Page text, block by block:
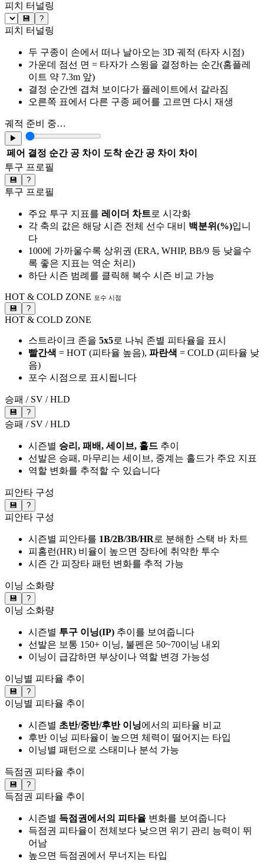
피치 터널링
💾 ?
피치 터널링
두 구종이 손에서 떠나 날아오는 3D 궤적 (타자 시점)
가운데 점선 면 = 타자가 스윙을 결정하는 순간(홈플레
이트 약 7.3m 앞)
결정 순간엔 겹쳐 보이다가 플레이트에서 갈라짐
오른쪽 표에서 다른 구종 페어를 고르면 다시 재생
궤적 준비 중…
▶
페어 결정 순간 공 차이 도착 순간 공 차이
차이
투구 프로필
💾 ?
투구 프로필
주요 투구 지표를 레이더 차트로 시각화
각 축의 값은 해당 시즌 전체 선수 대비 백분위(%)입니
다
100에 가까울수록 상위권 (ERA, WHIP, BB/9 등 낮을수
록 좋은 지표는 역순 처리)
하단 시즌 범례를 클릭해 복수 시즌 비교 가능
HOT & COLD ZONE 포수 시점
💾 ?
HOT & COLD ZONE
스트라이크 존을 5x5로 나눠 존별 피타율을 표시
빨간색 = HOT (피타율 높음), 파란색 = COLD (피타율 낮
음)
포수 시점으로 표시됩니다
승패 / SV / HLD
💾 ?
승패 / SV / HLD
시즌별 승리, 패배, 세이브, 홀드 추이
선발은 승패, 마무리는 세이브, 중계는 홀드가 주요 지표
역할 변화를 추적할 수 있습니다
피안타 구성
💾 ?
피안타 구성
시즌별 피안타를 1B/2B/3B/HR로 분해한 스택 바 차트
피홈런(HR) 비율이 높으면 장타에 취약한 투수
시즌 간 피장타 패턴 변화를 추적 가능
이닝 소화량
💾 ?
이닝 소화량
시즌별 투구 이닝(IP) 추이를 보여줍니다
선발은 보통 150+ 이닝, 불펜은 50~70이닝 내외
이닝이 급감하면 부상이나 역할 변경 가능성
이닝별 피타율 추이
💾 ?
이닝별 피타율 추이
시즌별 초반/중반/후반 이닝에서의 피타율 비교
후반 이닝 피타율이 높으면 체력이 떨어지는 타입
이닝별 패턴으로 스태미나 분석 가능
득점권 피타율 추이
💾 ?
득점권 피타율 추이
시즌별 득점권에서의 피타율 변화를 보여줍니다
득점권 피타율이 전체보다 낮으면 위기 관리 능력이 뛰
어남
높으면 득점권에서 무너지는 타입